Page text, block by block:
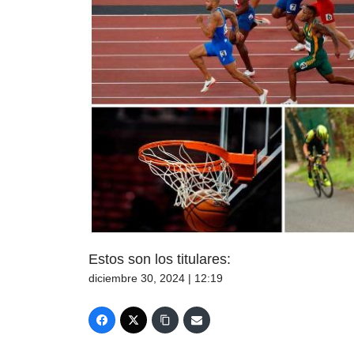
Estos son los titulares:
diciembre 30, 2024 | 12:19